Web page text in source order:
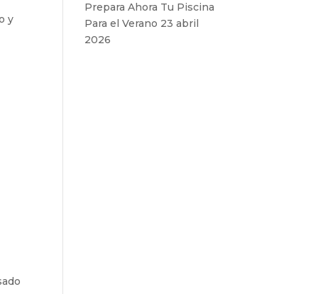
y
Prepara Ahora Tu Piscina
Para el Verano 23 abril
2026